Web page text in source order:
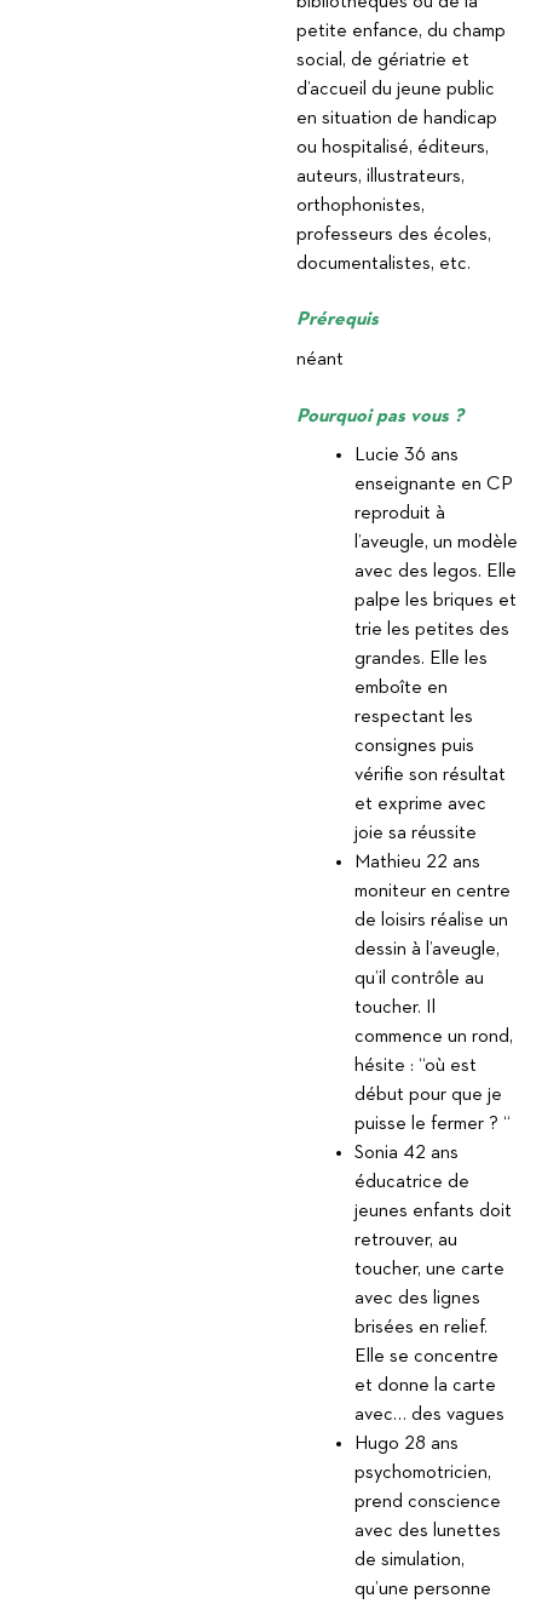
petite enfance, du champ
social, de gériatrie et
d’accueil du jeune public
en situation de handicap
ou hospitalisé, éditeurs,
auteurs, illustrateurs,
orthophonistes,
professeurs des écoles,
documentalistes, etc.
Prérequis
néant
Pourquoi pas vous ?
Lucie 36 ans
enseignante en CP
reproduit à
l’aveugle, un modèle
avec des legos. Elle
palpe les briques et
trie les petites des
grandes. Elle les
emboîte en
respectant les
consignes puis
vérifie son résultat
et exprime avec
joie sa réussite
Mathieu 22 ans
moniteur en centre
de loisirs réalise un
dessin à l’aveugle,
qu’il contrôle au
toucher. Il
commence un rond,
hésite : “où est
début pour que je
puisse le fermer ? “
Sonia 42 ans
éducatrice de
jeunes enfants doit
retrouver, au
toucher, une carte
avec des lignes
brisées en relief.
Elle se concentre
et donne la carte
avec… des vagues
Hugo 28 ans
psychomotricien,
prend conscience
avec des lunettes
de simulation,
qu’une personne